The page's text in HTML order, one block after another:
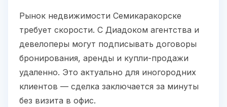
Рынок недвижимости Семикаракорске
требует скорости. С Диадоком агентства и
девелоперы могут подписывать договоры
бронирования, аренды и купли-продажи
удаленно. Это актуально для иногородних
клиентов — сделка заключается за минуты
без визита в офис.